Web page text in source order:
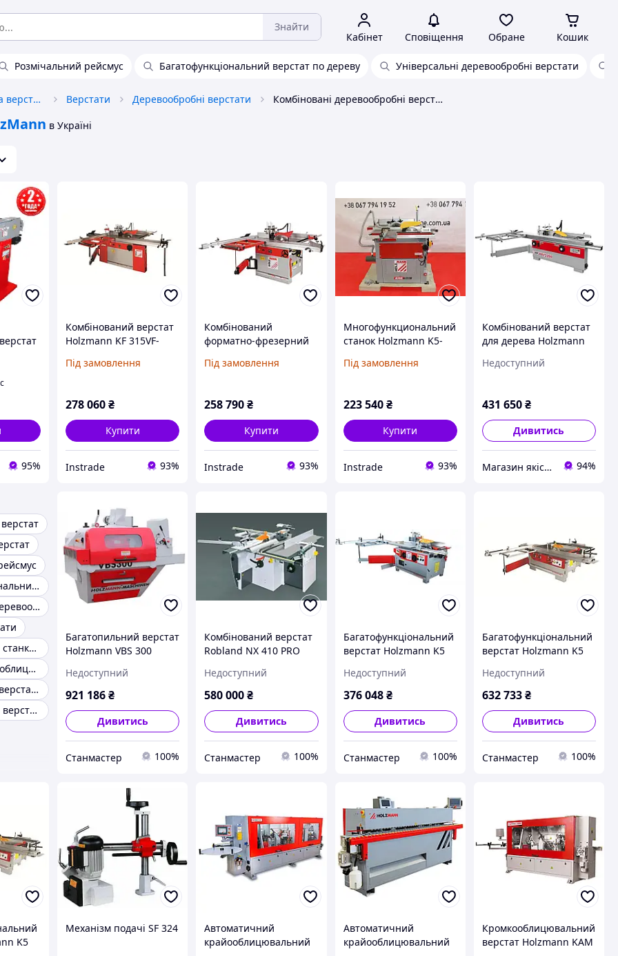
Знайти
Кабінет Сповіщення Обране Кошик
Розмічальний рейсмус Багатофункціональний верстат по дереву Універсальні деревообробні верстати
Промислове обладнання та верстати Верстати Деревообробні верстати Комбіновані деревообробні верстати HolzMann
в Україні
95%
Комбінований верстат
Holzmann KF 315VF-
Під замовлення
278 060₴
Купити
Instrade 93%
Комбінований
форматно-фрезерний
315VF-2000 230 В
Під замовлення
258 790₴
Купити
Instrade 93%
Многофункциональний
станок Holzmann K5-
Під замовлення
223 540 ₴
Купити
Instrade 93%
Комбінований верстат
для дерева Holzmann
Недоступний
431 650₴
Дивитись
Магазин якісного інструменту Tools Shop 24/7 94%
Багатофункціональний верстат по дереву
Універсальні деревообробні верстати
Деревообробні станки для дому
Ручний кромкооблицювальний верстат
Комбінований верстат з рейсмусом
Універсальний верстат по дереву
Багатопильний верстат
Holzmann VBS 300
Недоступний
921 186₴
Дивитись
Станмастер 100%
Комбінований верстат
Robland NX 410 PRO
Недоступний
580 000₴
Дивитись
Станмастер 100%
Багатофункціональний
верстат Holzmann K5
Недоступний
376 048 ₴
Дивитись
Станмастер 100%
Багатофункціональний
верстат Holzmann K5
Недоступний
632 733₴
Дивитись
Станмастер 100%
K5
Механізм подачі SF 324
Автоматичний
крайооблицювальний
Автоматичний
крайооблицювальний
Кромкооблицювальний
верстат Holzmann KAM